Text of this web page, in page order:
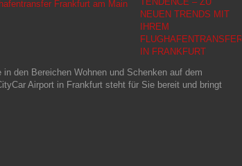
NEUEN TRENDS MIT
IHREM
FLUGHAFENTRANSFER
IN FRANKFURT
den Bereichen Wohnen und Schenken auf dem
Airport in Frankfurt steht für Sie bereit und bringt